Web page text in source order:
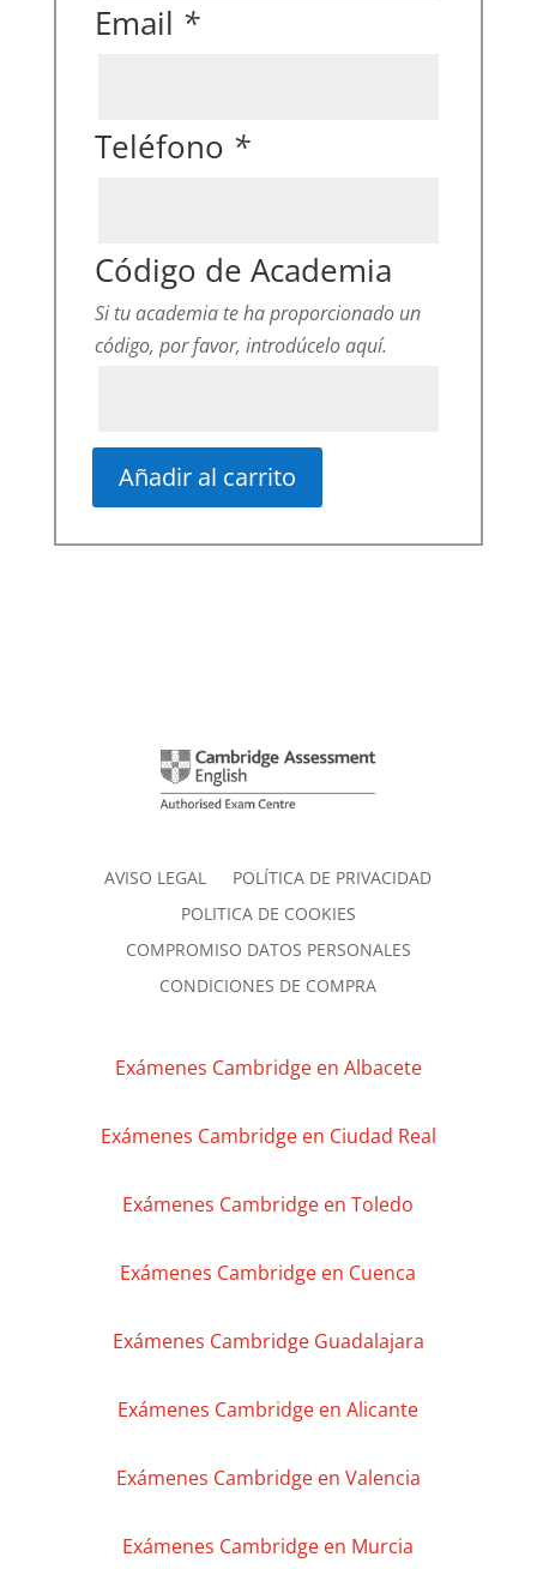
Email *
Teléfono *
Código de Academia
Si tu academia te ha proporcionado un
código, por favor, introdúcelo aquí.
Añadir al carrito
AVISO LEGAL
POLÍTICA DE PRIVACIDAD
POLITICA DE COOKIES
COMPROMISO DATOS PERSONALES
CONDICIONES DE COMPRA
Exámenes Cambridge en Albacete
Exámenes Cambridge en Ciudad Real
Exámenes Cambridge en Toledo
Exámenes Cambridge en Cuenca
Exámenes Cambridge Guadalajara
Exámenes Cambridge en Alicante
Exámenes Cambridge en Valencia
Exámenes Cambridge en Murcia